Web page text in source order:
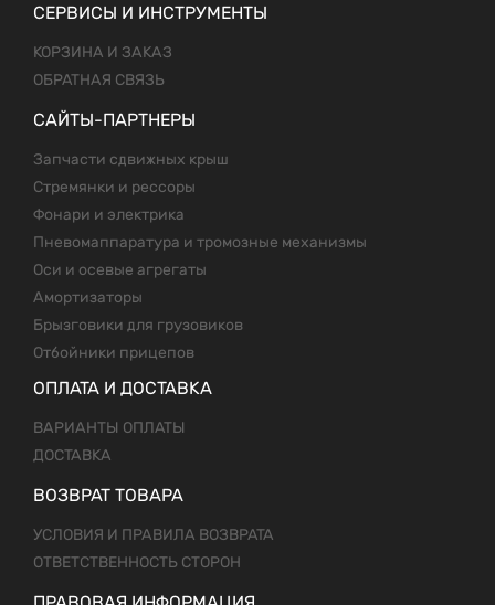
СЕРВИСЫ И ИНСТРУМЕНТЫ
КОРЗИНА И ЗАКАЗ
ОБРАТНАЯ СВЯЗЬ
САЙТЫ-ПАРТНЕРЫ
Запчасти сдвижных крыш
Стремянки и рессоры
Фонари и электрика
Пневомаппаратура и тромозные механизмы
Оси и осевые агрегаты
Амортизаторы
Брызговики для грузовиков
Отбойники прицепов
ОПЛАТА И ДОСТАВКА
ВАРИАНТЫ ОПЛАТЫ
ДОСТАВКА
ВОЗВРАТ ТОВАРА
УСЛОВИЯ И ПРАВИЛА ВОЗВРАТА
ОТВЕТСТВЕННОСТЬ СТОРОН